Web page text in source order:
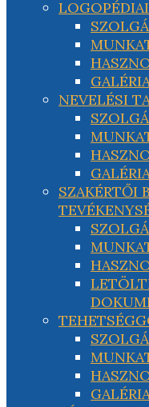
NEVELÉSI
SZAKÉRTŐI